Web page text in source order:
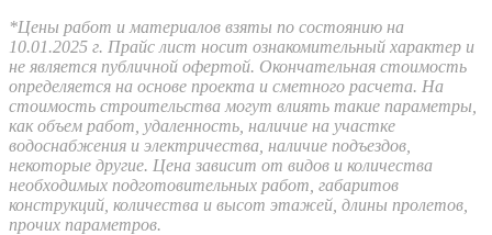
*Цены работ и материалов взяты по состоянию на
10.01.2025 г. Прайс лист носит ознакомительный характер и
не является публичной офертой. Окончательная стоимость
определяется на основе проекта и сметного расчета. На
стоимость строительства могут влиять такие параметры,
как объем работ, удаленность, наличие на участке
водоснабжения и электричества, наличие подъездов,
некоторые другие. Цена зависит от видов и количества
необходимых подготовительных работ, габаритов
конструкций, количества и высот этажей, длины пролетов,
прочих параметров.